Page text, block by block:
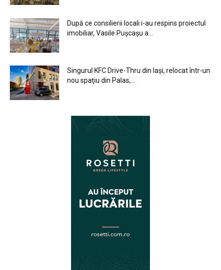
După ce consilierii locali i-au respins proiectul
imobiliar, Vasile Pușcașu a...
Singurul KFC Drive-Thru din Iași, relocat într-un
nou spaţiu din Palas,...